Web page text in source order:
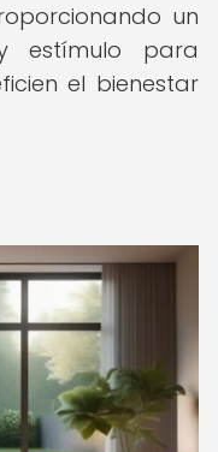
un
estímulo para
el bienestar